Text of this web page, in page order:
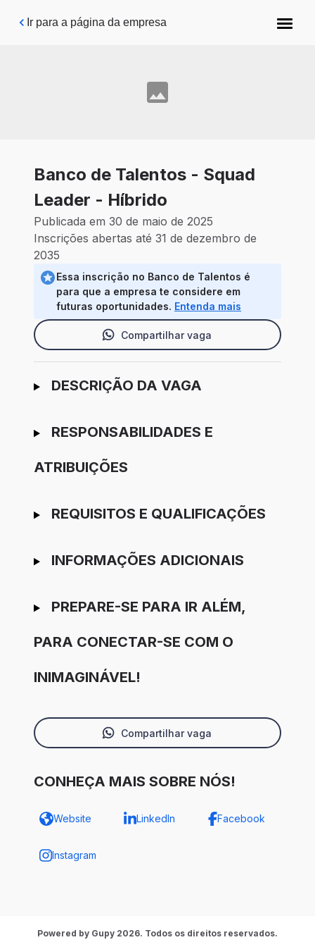
Pular para o conteúdo principal
Ir para a página da empresa
Banco de Talentos - Squad
Leader - Híbrido
Publicada em 30 de maio de 2025
Inscrições abertas até 31 de dezembro de
2035
Essa inscrição no Banco de Talentos é
para que a empresa te considere em
futuras oportunidades. Entenda mais
Compartilhar vaga
Ir para candidatura
DESCRIÇÃO DA VAGA
RESPONSABILIDADES E
ATRIBUIÇÕES
REQUISITOS E QUALIFICAÇÕES
INFORMAÇÕES ADICIONAIS
PREPARE-SE PARA IR ALÉM,
PARA CONECTAR-SE COM O
INIMAGINÁVEL!
Compartilhar vaga
CONHEÇA MAIS SOBRE NÓS!
Website LinkedIn Facebook
Instagram
Powered by Gupy 2026. Todos os direitos reservados.